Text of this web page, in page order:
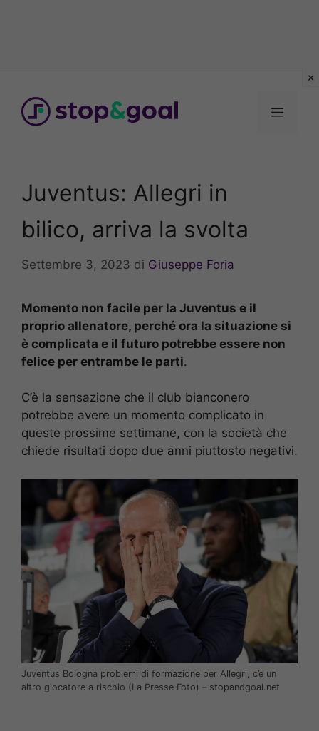
contenuto
Menu
Juventus: Allegri in
bilico, arriva la svolta
Settembre 3, 2023 di Giuseppe Foria
Momento non facile per la Juventus e il
proprio allenatore, perché ora la situazione si
è complicata e il futuro potrebbe essere non
felice per entrambe le parti.
C’è la sensazione che il club bianconero
potrebbe avere un momento complicato in
queste prossime settimane, con la società che
chiede risultati dopo due anni piuttosto negativi.
Juventus Bologna problemi di formazione per Allegri, c’è un
altro giocatore a rischio (La Presse Foto) – stopandgoal.net